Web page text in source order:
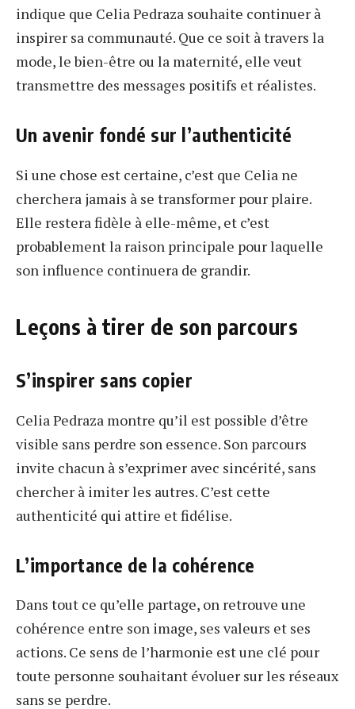
indique que Celia Pedraza souhaite continuer à
inspirer sa communauté. Que ce soit à travers la
mode, le bien-être ou la maternité, elle veut
transmettre des messages positifs et réalistes.
Un avenir fondé sur l’authenticité
Si une chose est certaine, c’est que Celia ne
cherchera jamais à se transformer pour plaire.
Elle restera fidèle à elle-même, et c’est
probablement la raison principale pour laquelle
son influence continuera de grandir.
Leçons à tirer de son parcours
S’inspirer sans copier
Celia Pedraza montre qu’il est possible d’être
visible sans perdre son essence. Son parcours
invite chacun à s’exprimer avec sincérité, sans
chercher à imiter les autres. C’est cette
authenticité qui attire et fidélise.
L’importance de la cohérence
Dans tout ce qu’elle partage, on retrouve une
cohérence entre son image, ses valeurs et ses
actions. Ce sens de l’harmonie est une clé pour
toute personne souhaitant évoluer sur les réseaux
sans se perdre.